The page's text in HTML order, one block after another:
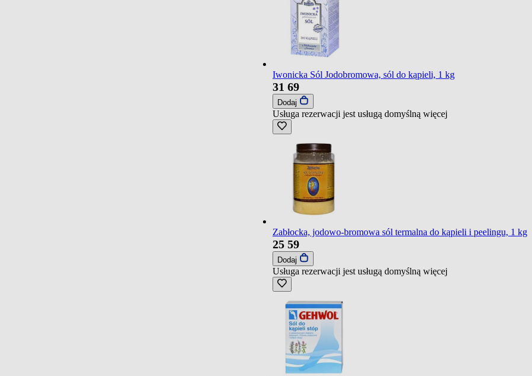
Iwonicka Sól Jodobromowa, sól do kąpieli, 1 kg
31 69
Dodaj
Usługa rezerwacji jest usługą domyślną więcej
Zabłocka, jodowo-bromowa sól termalna do kąpieli i peelingu, 1 kg
25 59
Dodaj
Usługa rezerwacji jest usługą domyślną więcej